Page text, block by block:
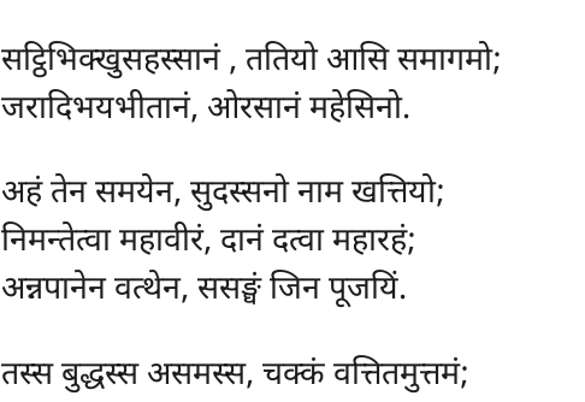
सट्ठिभिक्खुसहस्सानं , ततियो आसि समागमो;
जरादिभयभीतानं, ओरसानं महेसिनो.
अहं तेन समयेन, सुदस्सनो नाम खत्तियो;
निमन्तेत्वा महावीरं, दानं दत्वा महारहं;
अन्नपानेन वत्थेन, ससङ्घं जिन पूजयिं.
तस्स बुद्धस्स असमस्स, चक्कं वत्तितमुत्तमं;